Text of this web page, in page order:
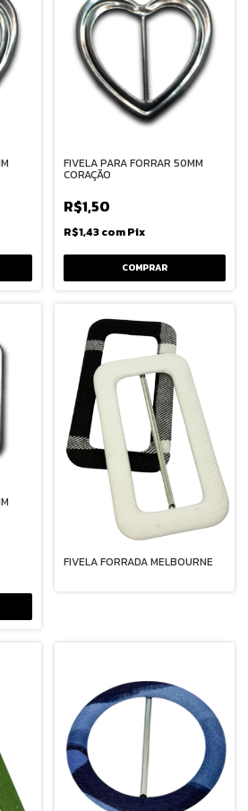
FIVELA PARA FORRAR 50MM
CORAÇÃO
R$1,50
R$1,43comPix
FIVELA FORRADA MELBOURNE